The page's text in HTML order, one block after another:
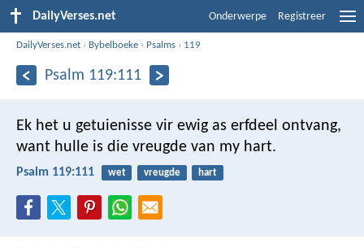
DailyVerses.net Onderwerpe Registreer
DailyVerses.net › Bybelboeke › Psalms › 119
Psalm 119:111
Ek het u getuienisse vir ewig as erfdeel ontvang,
want hulle is die vreugde van my hart.
Psalm 119:111 wet vreugde hart